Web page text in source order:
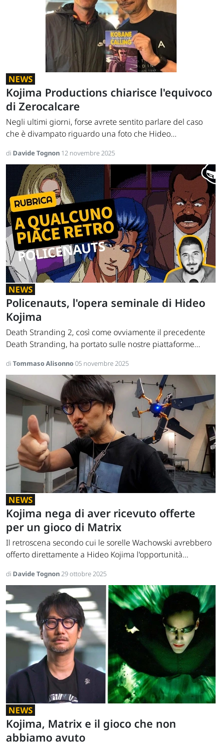
NEWS
Kojima Productions chiarisce l'equivoco
di Zerocalcare
Negli ultimi giorni, forse avrete sentito parlare del caso
che è divampato riguardo una foto che Hideo...
di Davide Tognon 12 novembre 2025
NEWS
Policenauts, l'opera seminale di Hideo
Kojima
Death Stranding 2, così come ovviamente il precedente
Death Stranding, ha portato sulle nostre piattaforme...
di Tommaso Alisonno05 novembre 2025
NEWS
Kojima nega di aver ricevuto offerte
per un gioco di Matrix
Il retroscena secondo cui le sorelle Wachowski avrebbero
offerto direttamente a Hideo Kojima l'opportunità...
di Davide Tognon29 ottobre 2025
NEWS
Kojima, Matrix e il gioco che non
abbiamo avuto